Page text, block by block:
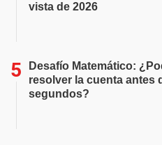
vista de 2026
Desafío Matemático:
resolver la cuenta antes
segundos?